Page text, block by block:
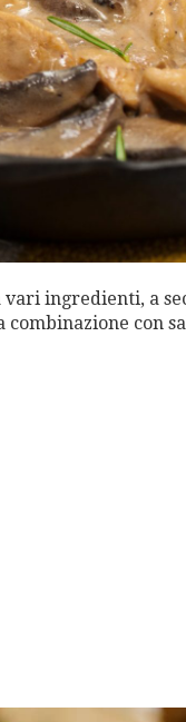
ingredienti, a
con